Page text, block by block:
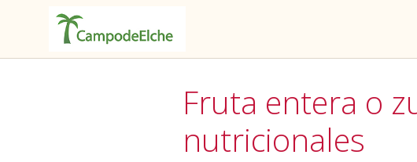
Fruta entera o
nutricionales